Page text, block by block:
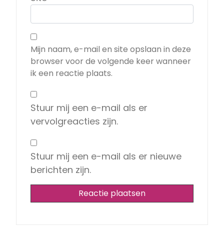
Mijn naam, e-mail en site opslaan in deze
browser voor de volgende keer wanneer
ik een reactie plaats.
Stuur mij een e-mail als er
vervolgreacties zijn.
Stuur mij een e-mail als er nieuwe
berichten zijn.